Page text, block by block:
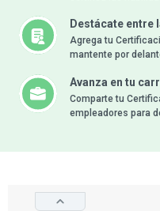
Destácate entre
Agrega tu
mantente por
Avanza en tu
Comparte tu
empleadores para